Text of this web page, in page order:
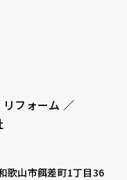
フォーム ／
歌山市餌差町1丁目36